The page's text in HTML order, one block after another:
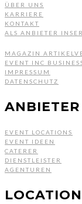
ÜBER UNS
KARRIERE
KONTAKT
ALS ANBIETER
MAGAZIN
EVENT INC
IMPRESSUM
DATENSCHUTZ
EVENT LOCATIONS
EVENT IDEEN
CATERER
DIENSTLEISTER
AGENTUREN